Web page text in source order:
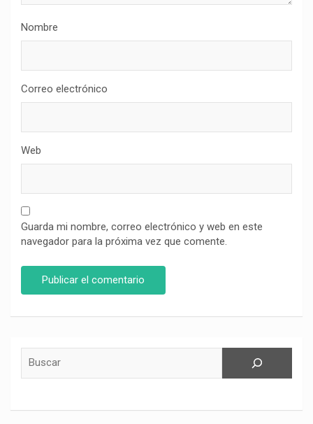
Nombre
Correo electrónico
Web
Guarda mi nombre, correo electrónico y web en este
navegador para la próxima vez que comente.